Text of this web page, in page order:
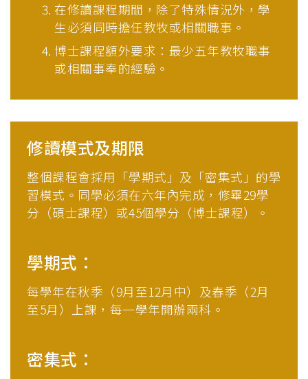
在修讀課程期間，除了特殊情況外，學
生必須同時擔任教牧或相關職事。
博士課程額外要求：最少五年教牧職事
或相關事奉的經驗。
修讀模式及期限
整個課程會採用「學期式」及「密集式」的學
習模式。同學必須在六年內完成，修畢29學
分（碩士課程）或45個學分（博士課程）。
學期式：
每學年在秋季（9月至12月中）及春季（2月
至5月）上課，每一學年開辦兩科。
密集式：